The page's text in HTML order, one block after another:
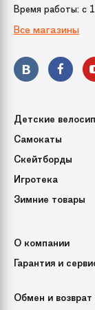
Способ
Кол-во веток
Срок службы
Время работы: c
Все магазины
Детские
Самокаты
Скейтборды
Игротека
Зимние товары
О компании
Гарантия и
Обмен и возврат